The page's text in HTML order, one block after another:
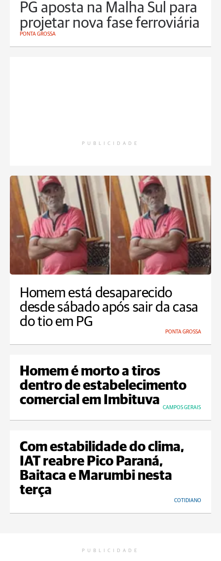
PG aposta na Malha Sul para
projetar nova fase ferroviária
PONTA GROSSA
PUBLICIDADE
Homem está desaparecido
desde sábado após sair da casa
do tio em PG
PONTA GROSSA
Homem é morto a tiros
dentro de estabelecimento
comercial em Imbituva
CAMPOS GERAIS
Com estabilidade do clima,
IAT reabre Pico Paraná,
Baitaca e Marumbi nesta
terça
COTIDIANO
PUBLICIDADE